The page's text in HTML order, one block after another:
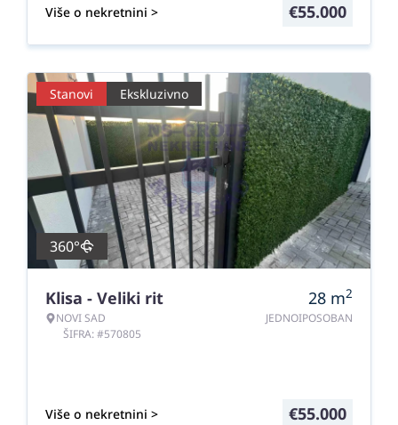
Više o nekretnini > €55.000
Stanovi Ekskluzivno
360°
Klisa - Veliki rit
NOVI SAD
ŠIFRA: #570805
28 m2
JEDNOIPOSOBAN
Više o nekretnini > €55.000